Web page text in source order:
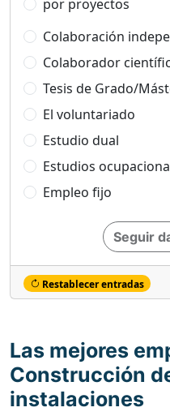
por proyectos
Colaboración
Colaborador
Tesis de Grado/
El voluntariado
Estudio dual
Estudios
Empleo fijo
Seguir
Restablecer entradas
Las mejores
Construcción
instalaciones